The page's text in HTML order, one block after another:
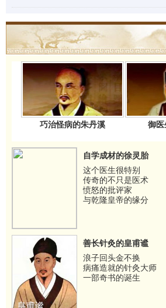
巧治怪病的朱丹溪 御医
自学成材的徐灵胎
这个医生很特别
传奇的不只是医术
愤怒的批评家
与乾隆皇帝的缘分
善长针灸的皇甫谧
浪子回头金不换
病痛造就的针灸大师
一部奇书的诞生